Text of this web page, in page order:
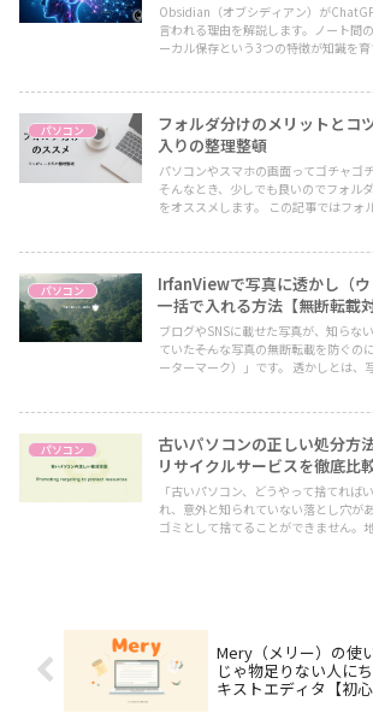
Obsidian（オブシディアン）が
言われる理由を解説します。ノート間
ーカル保存という3つの特徴が知識を
パソコン
フォルダ分けのメリットとコ
入りの整理整頓
パソコンやスマホの画面ってゴチャゴ
そんなとき、少しでも良いのでフォル
をオススメします。 この記事ではフォ
パソコン
IrfanViewで写真に透かし（
一括で入れる方法【無断転載対
ブログやSNSに載せた写真が、知らな
ていた――そんな写真の無断転載を防ぐ
ーターマーク）」です。 透かしとは、
パソコン
古いパソコンの正しい処分方
リサイクルサービスを徹底比
「古いパソコン、どうやって捨てれ
れ、意外と知られていない落とし穴が
ゴミとして捨てることができません。
Mery（メリー）の使
じゃ物足りない人に
キストエディタ【初